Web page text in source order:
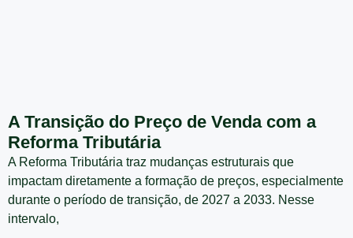
A Transição do Preço de Venda com a
Reforma Tributária
A Reforma Tributária traz mudanças estruturais que
impactam diretamente a formação de preços, especialmente
durante o período de transição, de 2027 a 2033. Nesse
intervalo,